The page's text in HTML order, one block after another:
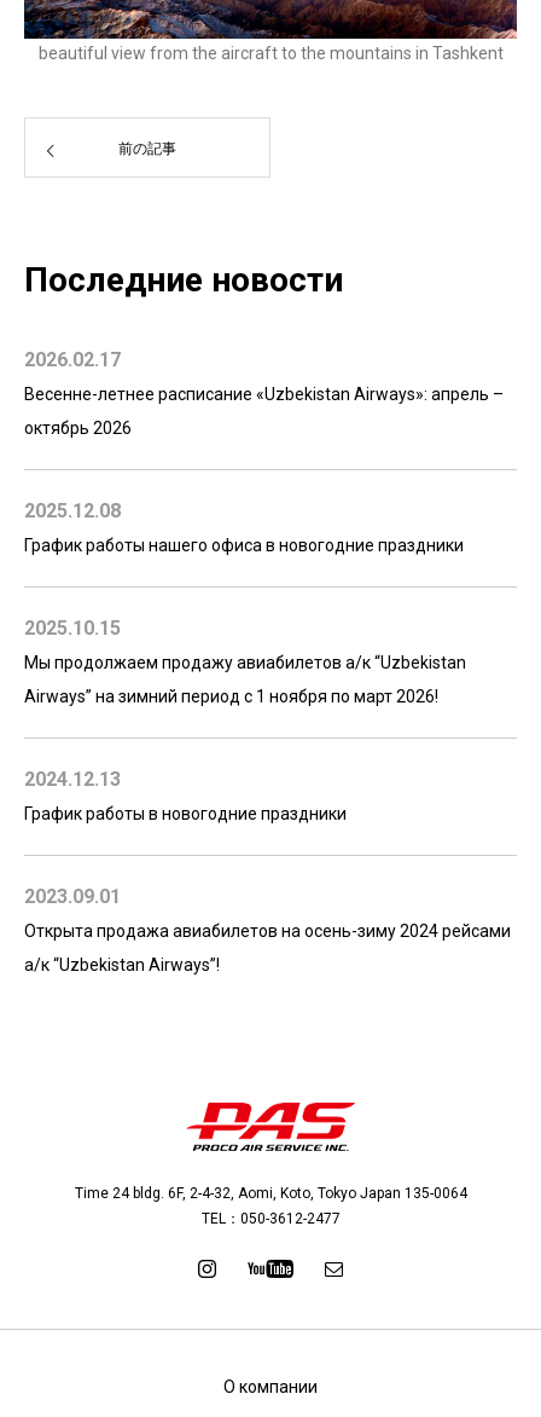
beautiful view from the aircraft to the mountains in Tashkent
前の記事
Последние новости
2026.02.17
Весенне-летнее расписание «Uzbekistan Airways»: апрель –
октябрь 2026
2025.12.08
График работы нашего офиса в новогодние праздники
2025.10.15
Мы продолжаем продажу авиабилетов а/к “Uzbekistan
Airways” на зимний период с 1 ноября по март 2026!
2024.12.13
График работы в новогодние праздники
2023.09.01
Открыта продажа авиабилетов на осень-зиму 2024 рейсами
а/к “Uzbekistan Airways”!
Time 24 bldg. 6F, 2-4-32, Aomi, Koto, Tokyo Japan 135-0064
TEL： 050-3612-2477
О компании